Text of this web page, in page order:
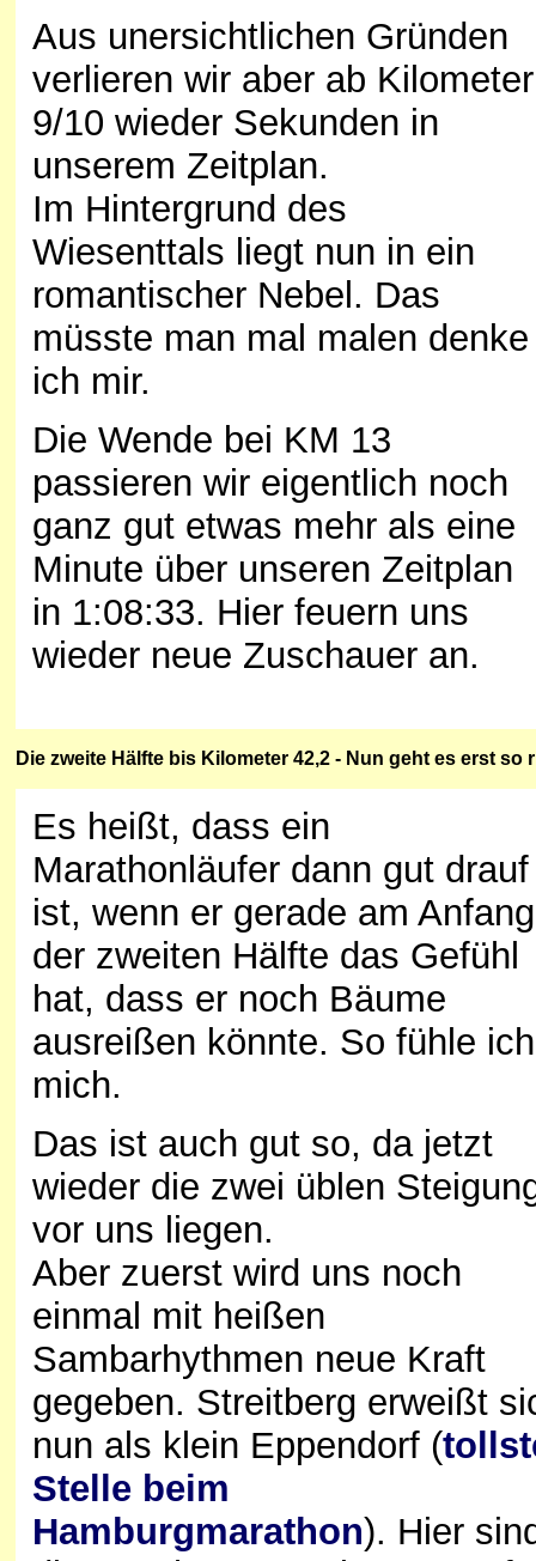
Aus unersichtlichen Gründen
verlieren wir aber ab Kilometer
9/10 wieder Sekunden in
unserem Zeitplan.
Im Hintergrund des
Wiesenttals liegt nun in ein
romantischer Nebel. Das
müsste man mal malen denke
ich mir.
Die Wende bei KM 13
passieren wir eigentlich noch
ganz gut etwas mehr als eine
Minute über unseren Zeitplan
in 1:08:33. Hier feuern uns
wieder neue Zuschauer an.
Die zweite Hälfte bis Kilometer 42,2 - Nun geht es erst so
Es heißt, dass ein
Marathonläufer dann gut drauf
ist, wenn er gerade am Anfang
der zweiten Hälfte das Gefühl
hat, dass er noch Bäume
ausreißen könnte. So fühle ich
mich.
Das ist auch gut so, da jetzt
wieder die zwei üblen
vor uns liegen.
Aber zuerst wird uns noch
einmal mit heißen
Sambarhythmen neue Kraft
gegeben. Streitberg erweißt
nun als klein Eppendorf (
Stelle beim
Hamburgmarathon). Hier